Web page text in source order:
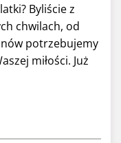
Byliście z
chwilach, od
potrzebujemy
miłości. Już